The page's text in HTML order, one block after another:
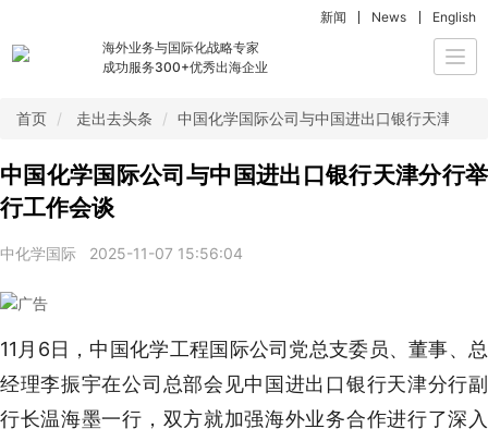
海外业务与国际化战略专家
成功服务300+优秀出海企业
新闻 News English
首页 走出去头条 中国化学国际公司与中国进出口银行天津分行
中国化学国际公司与中国进出口银行天津分行举
行工作会谈
中化学国际 2025-11-07 15:56:04
11月6日，中国化学工程国际公司党总支委员、董事、总
经理李振宇在公司总部会见中国进出口银行天津分行副
行长温海墨一行，双方就加强海外业务合作进行了深入